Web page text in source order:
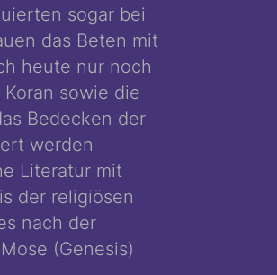
sogar bei
das Beten mit
heute nur noch
sowie die
Bedecken der
werden
Literatur mit
der religiösen
nach der
(Genesis)